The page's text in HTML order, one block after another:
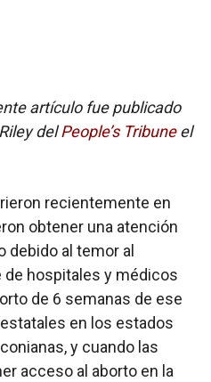
artículo fue publicado
delPeople’s Tribuneel
recientemente en
obtener una atención
debido al temor al
hospitales y médicos
de 6 semanas de ese
en los estados
y cuando las
acceso al aborto en la